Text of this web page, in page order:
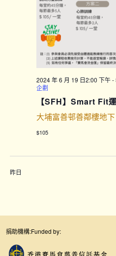
2024 年 6 月 19 日2:00 下午-
企劃
【SFH】Smart Fit
大埔富善邨善鄰樓地下
$105
昨日
捐助機構:Funded by: